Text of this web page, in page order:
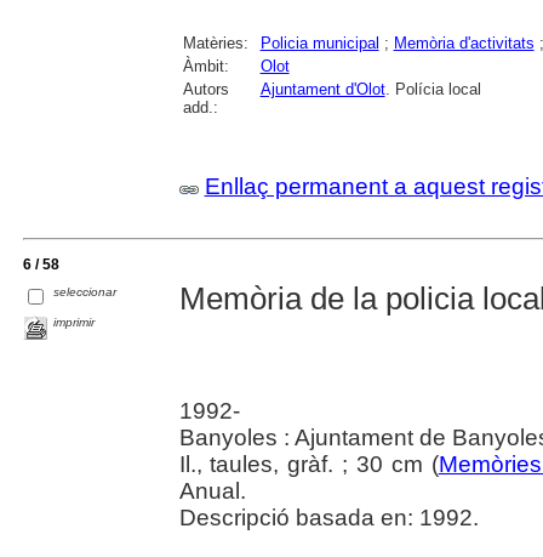
Matèries: Policia municipal ; Memòria d'activitats
Àmbit:
Olot
Autors
add.:
Ajuntament d'Olot. Polícia local
Enllaç permanent a aquest
6 / 58
seleccionar
imprimir
Memòria de la policia
1992-
Banyoles : Ajuntament de
Il., taules, gràf. ; 30 cm (
Anual.
Descripció basada en: 1992.